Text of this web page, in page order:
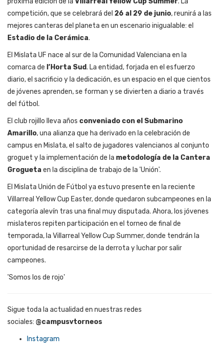
competición, que se celebrará del 26 al 29 de junio, reunirá a las
mejores canteras del planeta en un escenario inigualable: el
Estadio de la Cerámica.
El Mislata UF nace al sur de la Comunidad Valenciana en la
comarca de l’Horta Sud. La entidad, forjada en el esfuerzo
diario, el sacrificio y la dedicación, es un espacio en el que cientos
de jóvenes aprenden, se forman y se divierten a diario a través
del fútbol.
El club rojillo lleva años conveniado con el Submarino
Amarillo, una alianza que ha derivado en la celebración de
campus en Mislata, el salto de jugadores valencianos al conjunto
groguet y la implementación de la metodología de la Cantera
Grogueta en la disciplina de trabajo de la 'Unión'.
El Mislata Unión de Fútbol ya estuvo presente en la reciente
Villarreal Yellow Cup Easter, donde quedaron subcampeones en la
categoría alevín tras una final muy disputada. Ahora, los jóvenes
mislateros repiten participación en el torneo de final de
temporada, la Villarreal Yellow Cup Summer, donde tendrán la
oportunidad de resarcirse de la derrota y luchar por salir
campeones.
'Somos los de rojo'
Sigue toda la actualidad en nuestras redes
sociales: @campusvtorneos
Instagram